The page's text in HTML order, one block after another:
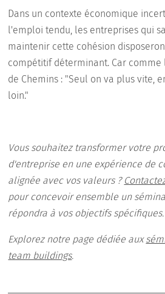
Dans un contexte économique
l'emploi tendu, les entreprises qui
maintenir cette cohésion
compétitif déterminant. Car
de Chemins : "Seul on va plus vite,
loin."
Vous souhaitez transformer votre
d'entreprise en une expérience de
alignée avec vos valeurs ?
pour concevoir ensemble un
répondra à vos objectifs spécifiques.
Explorez notre page dédiée aux
team buildings.